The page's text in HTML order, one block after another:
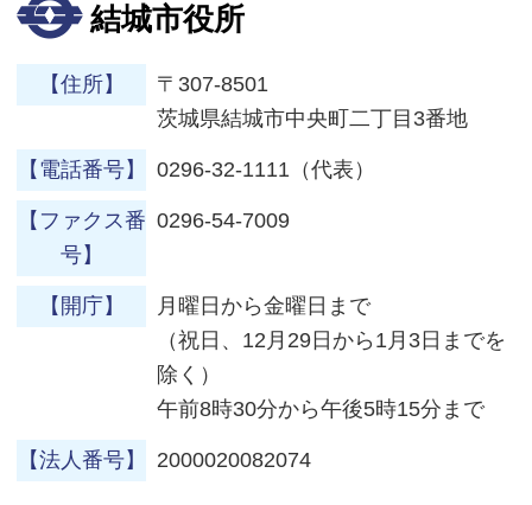
結城市役所
【住所】
〒307-8501
茨城県結城市中央町二丁目3番地
【電話番号】 0296-32-1111（代表）
【ファクス番
号】
0296-54-7009
【開庁】
月曜日から金曜日まで
（祝日、12月29日から1月3日までを
除く）
午前8時30分から午後5時15分まで
【法人番号】 2000020082074